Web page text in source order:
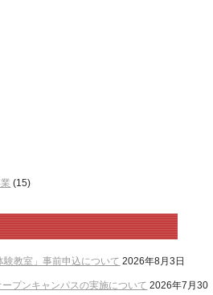
(15)
験教室」事前申込について 2026年8月3日
ープンキャンパスの実施について 2026年7月30